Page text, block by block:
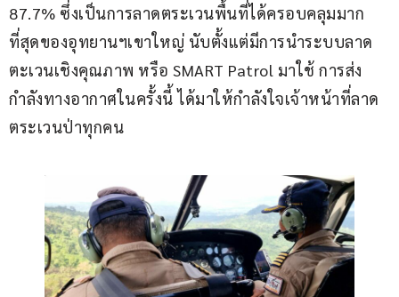
87.7% ซึ่งเป็นการลาดตระเวนพื้นที่ได้ครอบคลุมมาก
ที่สุดของอุทยานฯเขาใหญ่ นับตั้งแต่มีการนำระบบลาด
ตะเวนเชิงคุณภาพ หรือ SMART Patrol มาใช้ การส่ง
กำลังทางอากาศในครั้งนี้ ได้มาให้กำลังใจเจ้าหน้าที่ลาด
ตระเวนป่าทุกคน